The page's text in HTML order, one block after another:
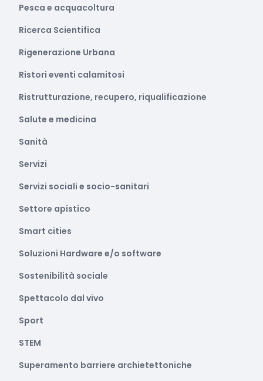
Pesca e acquacoltura
Ricerca Scientifica
Rigenerazione Urbana
Ristori eventi calamitosi
Ristrutturazione, recupero, riqualificazione
Salute e medicina
Sanità
Servizi
Servizi sociali e socio-sanitari
Settore apistico
Smart cities
Soluzioni Hardware e/o software
Sostenibilità sociale
Spettacolo dal vivo
Sport
STEM
Superamento barriere archietettoniche